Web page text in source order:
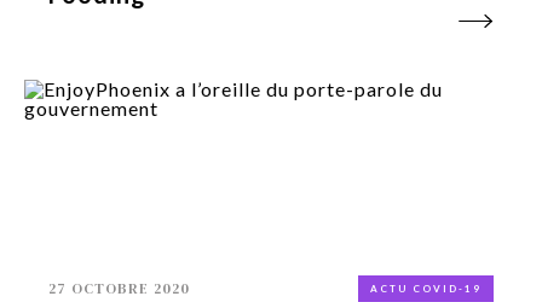
27 OCTOBRE 2020 ACTU COVID-19